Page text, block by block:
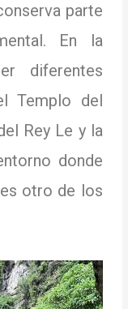
parte
En la
diferentes
Templo del
Rey Le y la
donde
otro de los